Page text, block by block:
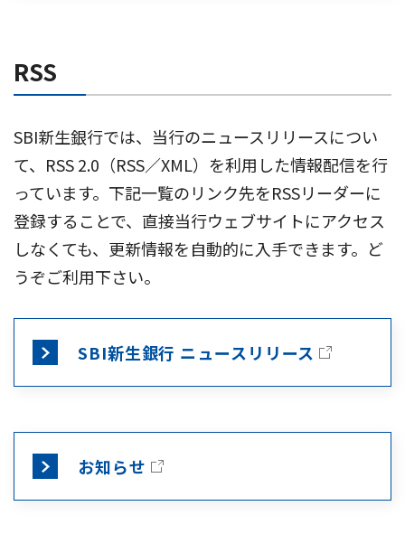
RSS
SBI新生銀行では、当行のニュースリリースについ
て、RSS 2.0（RSS／XML）を利用した情報配信を行
っています。下記一覧のリンク先をRSSリーダーに
登録することで、直接当行ウェブサイトにアクセス
しなくても、更新情報を自動的に入手できます。ど
うぞご利用下さい。
SBI新生銀行 ニュースリリース
お知らせ